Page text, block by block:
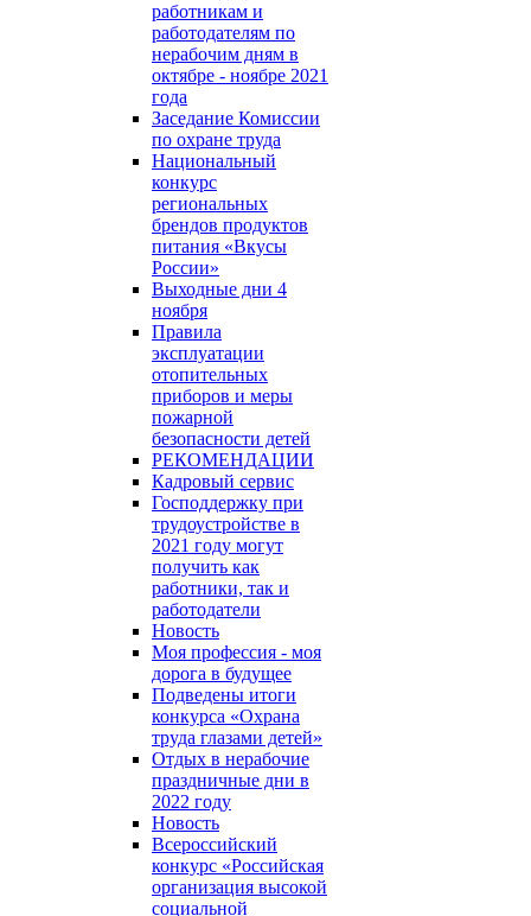
работникам и
работодателям по
нерабочим дням в
октябре - ноябре 2021
года
Заседание Комиссии
по охране труда
Национальный
конкурс
региональных
брендов продуктов
питания «Вкусы
России»
Выходные дни 4
ноября
Правила
эксплуатации
отопительных
приборов и меры
пожарной
безопасности детей
РЕКОМЕНДАЦИИ
Кадровый сервис
Господдержку при
трудоустройстве в
2021 году могут
получить как
работники, так и
работодатели
Новость
Моя профессия - моя
дорога в будущее
Подведены итоги
конкурса «Охрана
труда глазами детей»
Отдых в нерабочие
праздничные дни в
2022 году
Новость
Всероссийский
конкурс «Российская
организация высокой
социальной